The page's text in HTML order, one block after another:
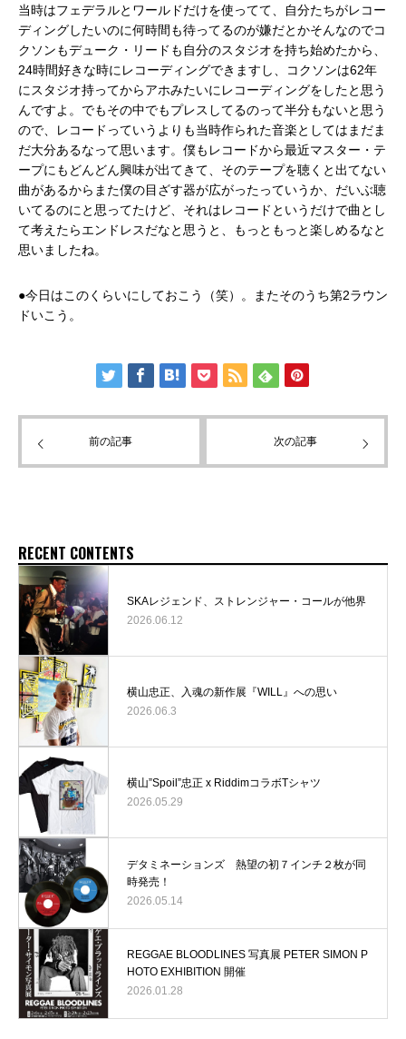
当時はフェデラルとワールドだけを使ってて、自分たちがレコー
ディングしたいのに何時間も待ってるのが嫌だとかそんなのでコ
クソンもデューク・リードも自分のスタジオを持ち始めたから、
24時間好きな時にレコーディングできますし、コクソンは62年
にスタジオ持ってからアホみたいにレコーディングをしたと思う
んですよ。でもその中でもプレスしてるのって半分もないと思う
ので、レコードっていうよりも当時作られた音楽としてはまだま
だ大分あるなって思います。僕もレコードから最近マスター・テ
ープにもどんどん興味が出てきて、そのテープを聴くと出てない
曲があるからまた僕の目ざす器が広がったっていうか、だいぶ聴
いてるのにと思ってたけど、それはレコードというだけで曲とし
て考えたらエンドレスだなと思うと、もっともっと楽しめるなと
思いましたね。
●今日はこのくらいにしておこう（笑）。またそのうち第2ラウン
ドいこう。
前の記事 次の記事
RECENT CONTENTS
SKAレジェンド、ストレンジャー・コールが他界
2026.06.12
横山忠正、入魂の新作展『WILL』への思い
2026.06.3
横山”Spoil”忠正 x RiddimコラボTシャツ
2026.05.29
デタミネーションズ 熱望の初７インチ２枚が同
時発売！
2026.05.14
REGGAE BLOODLINES 写真展 PETER SIMON P
HOTO EXHIBITION 開催
2026.01.28